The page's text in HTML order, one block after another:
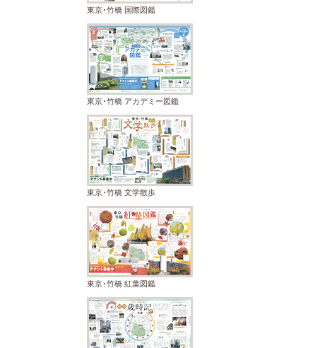
東京･竹橋 国際図鑑
東京･竹橋 アカデミー図鑑
東京･竹橋 文学散歩
東京･竹橋 紅葉図鑑